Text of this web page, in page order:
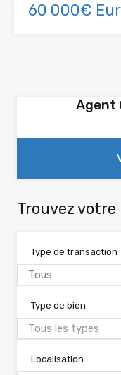
60 000€
Agent
Trouvez votre
Type de transaction
Tous
Type de bien
Tous les types
Localisation